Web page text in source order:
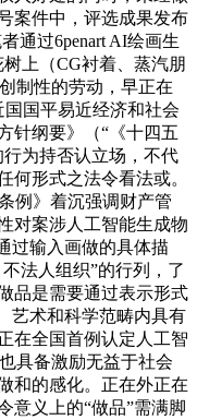
案件中，评选成果发布
通过6penart AI绘画生
上（CG衬着、蒸汽朋
制性的劳动，早正在
国国平易近经济和社会
针纲要》（“《十四五
为持否认立场，不代
何形式之法令看法或。
例》着沉强调财产管
对案涉人工智能生成物
过输入画做的具体描
法人组织”的行列，了
品是需要通过表示形式
艺术和科学范畴内具有
在全国首例认定人工智
具备激励无益于社会
和的感化。正在外正在
意义上的“做品”需满脚